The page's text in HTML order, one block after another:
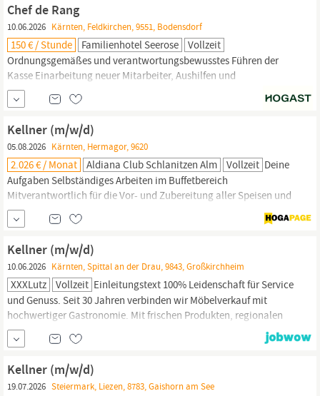
Zuverlässigkeit sowie eine sorgfältige Arbeitsweise Hohe
Einsatzbereitschaft...
Chef de Rang
10.06.2026 Kärnten, Feldkirchen, 9551, Bodensdorf
150 € / Stunde Familienhotel Seerose
Vollzeit
Ordnungsgemäßes und verantwortungsbewusstes Führen der
Kasse Einarbeitung neuer Mitarbeiter, Aushilfen und
Auszubildenden. DAFÜR BRINGEN SIE MIT Eine erfolgreich
abgeschlossene Berufsausbildung zum
bzw.
Restaurantfachmann/-frau oder vergleichbare Qualifikationen
Mindestens 2 Jahre Berufserfahrung in der Gastronomie
Kellner (m/w/d)
05.08.2026 Kärnten, Hermagor, 9620
2.026 € / Monat Aldiana Club Schlanitzen Alm Vollzeit Deine
Aufgaben Selbständiges Arbeiten im Buffetbereich
Mitverantwortlich für die Vor- und Zubereitung aller Speisen und
Getränke Verantwortung für sämtliche F&B Aktivitäten im
Gastronomiebereich Führung von Verkaufsaktionen in der
Clubgastronomie Mitverantwortlich für die Gästezufriedenheit
gemäß Gästeauswertungen Mitverantwortlich für die Dekoration
des Restaurants...
Kellner (m/w/d)
10.06.2026 Kärnten, Spittal an der Drau, 9843, Großkirchheim
XXXLutz Vollzeit Einleitungstext 100% Leidenschaft für Service
und Genuss. Seit 30 Jahren verbinden wir Möbelverkauf mit
hochwertiger Gastronomie. Mit frischen Produkten, regionalen
Partnern und einem engagierten Team begeistern wir täglich
unsere Gäste und schaffen genussvolle Pausen voller Qualität,
Herzlichkeit und echter Begeisterung. Einleitungstext Zusatz Die
XXXLutz Gastronomie...
Kellner (m/w/d)
19.07.2026 Steiermark, Liezen, 8783, Gaishorn am See